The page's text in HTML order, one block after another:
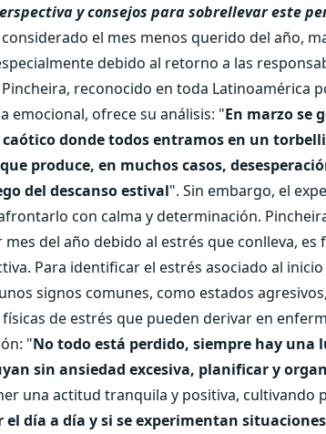
y consejos para sobrellevar este
el mes menos querido del año,
debido al retorno a las
Pincheira, reconocido en toda Latinoamérica
emocional, ofrece su análisis: "En marzo se
donde todos entramos en un
produce, en muchos casos,
del descanso estival". Sin embargo, el
con calma y determinación.
del año debido al estrés que conlleva,
Para identificar el estrés asociado al
signos comunes, como estados
de estrés que pueden derivar en
"No todo está perdido, siempre hay
sin ansiedad excesiva, planificar y
una actitud tranquila y positiva, cultivando
el día a día y si se experimentan